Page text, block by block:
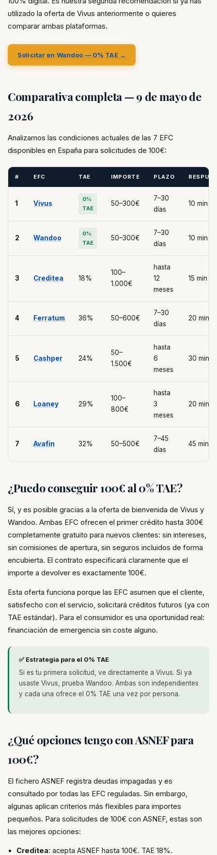
utilizado la oferta de Vivus anteriormente o quieres
comparar ambas plataformas.
Solicitar en Wandoo — 0% TAE →
Comparativa completa — 9 de mayo de
2026
Analizamos las condiciones actuales de las 7 EFC
disponibles en España para solicitudes de 100€:
# EFC TAE IMPORTE PLAZO
1 Vivus
0%
TAE
50–300€
7–30
días
10 min
2 Wandoo
0%
TAE
50–300€
7–30
días
10 min
3 Creditea 18%
100–
1.000€
hasta
12
meses
15 min
4 Ferratum 36% 50–600€
7–30
días
20 min
5 Cashper 24%
50–
1.500€
hasta
6
meses
30 min
6 Loaney 29%
100–
800€
hasta
3
meses
20 min
7 Avafin 32% 50–500€
7–45
días
45 min
¿Puedo conseguir 100€ al 0% TAE?
Sí, y es posible gracias a la oferta de bienvenida de Vivus y
Wandoo. Ambas EFC ofrecen el primer crédito hasta 300€
completamente gratuito para nuevos clientes: sin intereses,
sin comisiones de apertura, sin seguros incluidos de forma
encubierta. El contrato especificará claramente que el
importe a devolver es exactamente 100€.
Esta oferta funciona porque las EFC asumen que el cliente,
satisfecho con el servicio, solicitará créditos futuros (ya con
TAE estándar). Para el consumidor es una oportunidad real:
financiación de emergencia sin coste alguno.
✅ Estrategia para el 0% TAE
Si es tu primera solicitud, ve directamente a Vivus. Si ya
usaste Vivus, prueba Wandoo. Ambas son independientes
y cada una ofrece el 0% TAE una vez por persona.
¿Qué opciones tengo con ASNEF para
100€?
El fichero ASNEF registra deudas impagadas y es
consultado por todas las EFC reguladas. Sin embargo,
algunas aplican criterios más flexibles para importes
pequeños. Para solicitudes de 100€ con ASNEF, estas son
las mejores opciones:
Creditea: acepta ASNEF hasta 100€. TAE 18%.